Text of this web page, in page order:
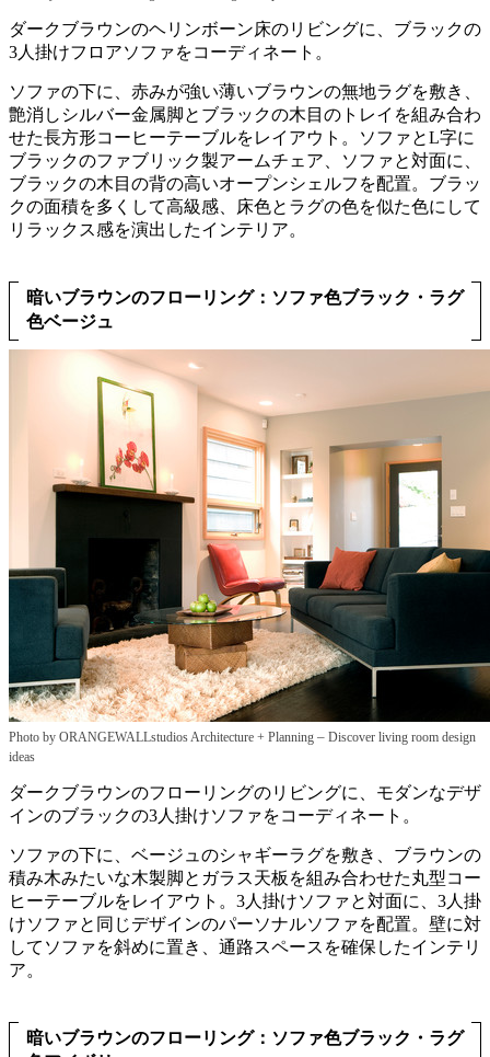
ダークブラウンのヘリンボーン床のリビングに、ブラックの
3人掛けフロアソファをコーディネート。
ソファの下に、赤みが強い薄いブラウンの無地ラグを敷き、
艶消しシルバー金属脚とブラックの木目のトレイを組み合わ
せた長方形コーヒーテーブルをレイアウト。ソファとL字に
ブラックのファブリック製アームチェア、ソファと対面に、
ブラックの木目の背の高いオープンシェルフを配置。ブラッ
クの面積を多くして高級感、床色とラグの色を似た色にして
リラックス感を演出したインテリア。
暗いブラウンのフローリング：ソファ色ブラック・ラグ
色ベージュ
Photo by ORANGEWALLstudios Architecture + Planning – Discover living room design
ideas
ダークブラウンのフローリングのリビングに、モダンなデザ
インのブラックの3人掛けソファをコーディネート。
ソファの下に、ベージュのシャギーラグを敷き、ブラウンの
積み木みたいな木製脚とガラス天板を組み合わせた丸型コー
ヒーテーブルをレイアウト。3人掛けソファと対面に、3人掛
けソファと同じデザインのパーソナルソファを配置。壁に対
してソファを斜めに置き、通路スペースを確保したインテリ
ア。
暗いブラウンのフローリング：ソファ色ブラック・ラグ